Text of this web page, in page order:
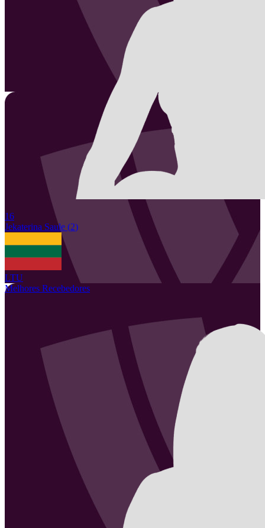
16
Jekaterina Saule (2)
LTU
Melhores Recebedores